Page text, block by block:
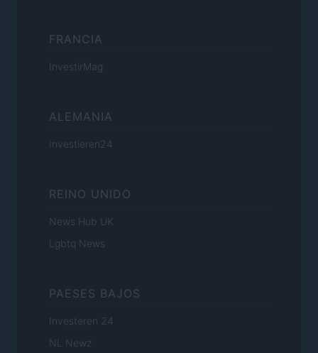
FRANCIA
InvestirMag
ALEMANIA
Investieren24
REINO UNIDO
News Hub UK
Lgbtq News
PAESES BAJOS
Investeren 24
NL Newz